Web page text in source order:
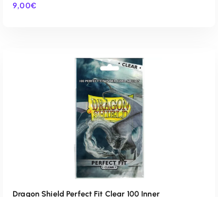
AÑADIR AL CARRITO
9,00€
Dragon Shield Perfect Fit Clear 100 Inner